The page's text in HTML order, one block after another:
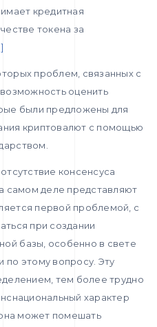
кредитная
токена за
проблем, связанных с
оценить
были предложены для
криптовалют с помощью
консенсуса
самом деле представляют
первой проблемой, с
при создании
базы, особенно в свете
по этому вопросу. Эту
тем более трудно
характер
может помешать